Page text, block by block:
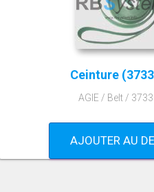
Ceinture
AGIE / Belt /
AJOUTER AU